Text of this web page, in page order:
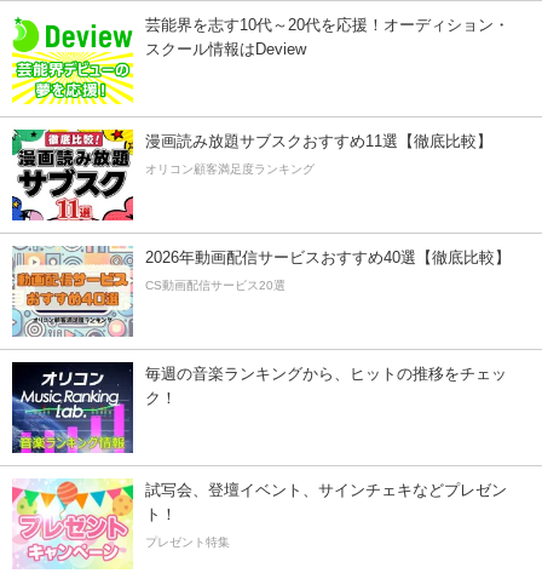
芸能界を志す10代～20代を応援！オーディション・
スクール情報はDeview
漫画読み放題サブスクおすすめ11選【徹底比較】
オリコン顧客満足度ランキング
2026年動画配信サービスおすすめ40選【徹底比較】
CS動画配信サービス20選
毎週の音楽ランキングから、ヒットの推移をチェッ
ク！
試写会、登壇イベント、サインチェキなどプレゼン
ト！
プレゼント特集